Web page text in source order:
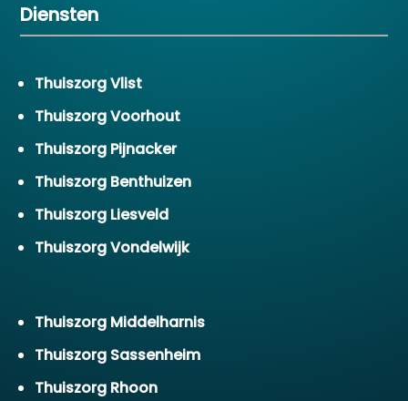
Diensten
Thuiszorg Vlist
Thuiszorg Voorhout
Thuiszorg Pijnacker
Thuiszorg Benthuizen
Thuiszorg Liesveld
Thuiszorg Vondelwijk
Thuiszorg Middelharnis
Thuiszorg Sassenheim
Thuiszorg Rhoon